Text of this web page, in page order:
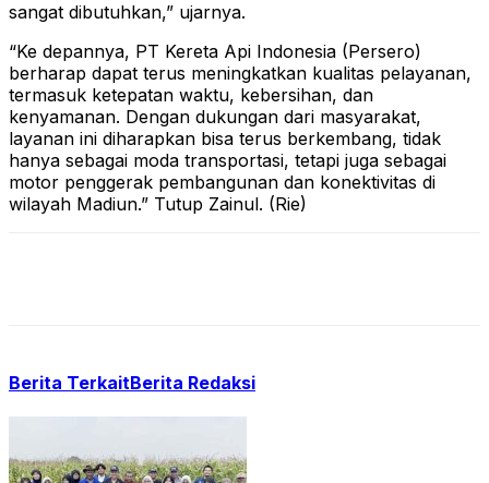
sangat dibutuhkan,” ujarnya.
“Ke depannya, PT Kereta Api Indonesia (Persero)
berharap dapat terus meningkatkan kualitas pelayanan,
termasuk ketepatan waktu, kebersihan, dan
kenyamanan. Dengan dukungan dari masyarakat,
layanan ini diharapkan bisa terus berkembang, tidak
hanya sebagai moda transportasi, tetapi juga sebagai
motor penggerak pembangunan dan konektivitas di
wilayah Madiun.” Tutup Zainul. (Rie)
Berita TerkaitBerita Redaksi